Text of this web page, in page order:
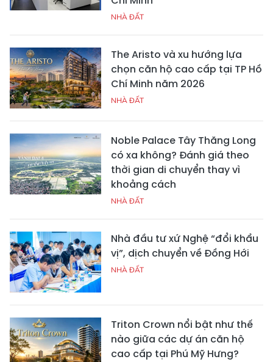
NHÀ ĐẤT
The Aristo và xu hướng lựa
chọn căn hộ cao cấp tại TP Hồ
Chí Minh năm 2026
NHÀ ĐẤT
Noble Palace Tây Thăng Long
có xa không? Đánh giá theo
thời gian di chuyển thay vì
khoảng cách
NHÀ ĐẤT
Nhà đầu tư xứ Nghệ “đổi khẩu
vị”, dịch chuyển về Đồng Hới
NHÀ ĐẤT
Triton Crown nổi bật như thế
nào giữa các dự án căn hộ
cao cấp tại Phú Mỹ Hưng?